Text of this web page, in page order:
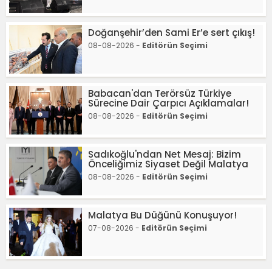
Doğanşehir’den Sami Er’e sert çıkış!
08-08-2026 - Editörün Seçimi
Babacan'dan Terörsüz Türkiye
Sürecine Dair Çarpıcı Açıklamalar!
08-08-2026 - Editörün Seçimi
Sadıkoğlu'ndan Net Mesaj: Bizim
Önceliğimiz Siyaset Değil Malatya
08-08-2026 - Editörün Seçimi
Malatya Bu Düğünü Konuşuyor!
07-08-2026 - Editörün Seçimi